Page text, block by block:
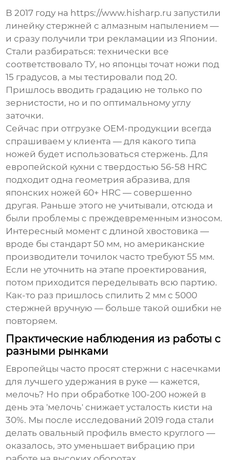
В 2017 году на https://www.hisharp.ru запустили
линейку стержней с алмазным напылением —
и сразу получили три рекламации из Японии.
Стали разбираться: технически все
соответствовало ТУ, но японцы точат ножи под
15 градусов, а мы тестировали под 20.
Пришлось вводить градацию не только по
зернистости, но и по оптимальному углу
заточки.
Сейчас при отгрузке OEM-продукции всегда
спрашиваем у клиента — для какого типа
ножей будет использоваться стержень. Для
европейской кухни с твердостью 56-58 HRC
подходит одна геометрия абразива, для
японских ножей 60+ HRC — совершенно
другая. Раньше этого не учитывали, отсюда и
были проблемы с преждевременным износом.
Интересный момент с длиной хвостовика —
вроде бы стандарт 50 мм, но американские
производители точилок часто требуют 55 мм.
Если не уточнить на этапе проектирования,
потом приходится переделывать всю партию.
Как-то раз пришлось спилить 2 мм с 5000
стержней вручную — больше такой ошибки не
повторяем.
Практические наблюдения из работы с
разными рынками
Европейцы часто просят стержни с насечками
для лучшего удержания в руке — кажется,
мелочь? Но при обработке 100-200 ножей в
день эта 'мелочь' снижает усталость кисти на
30%. Мы после исследований 2019 года стали
делать овальный профиль вместо круглого —
оказалось, это уменьшает вибрацию при